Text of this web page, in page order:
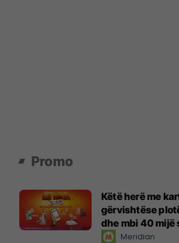
Promo
Këtë herë me
gërvishtëse
dhe mbi 40 mijë
instant!Meridian